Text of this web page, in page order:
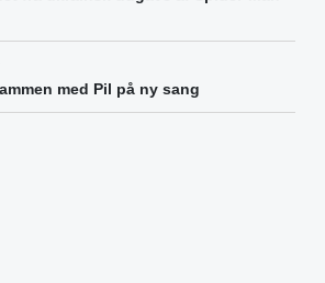
med Pil på ny sang